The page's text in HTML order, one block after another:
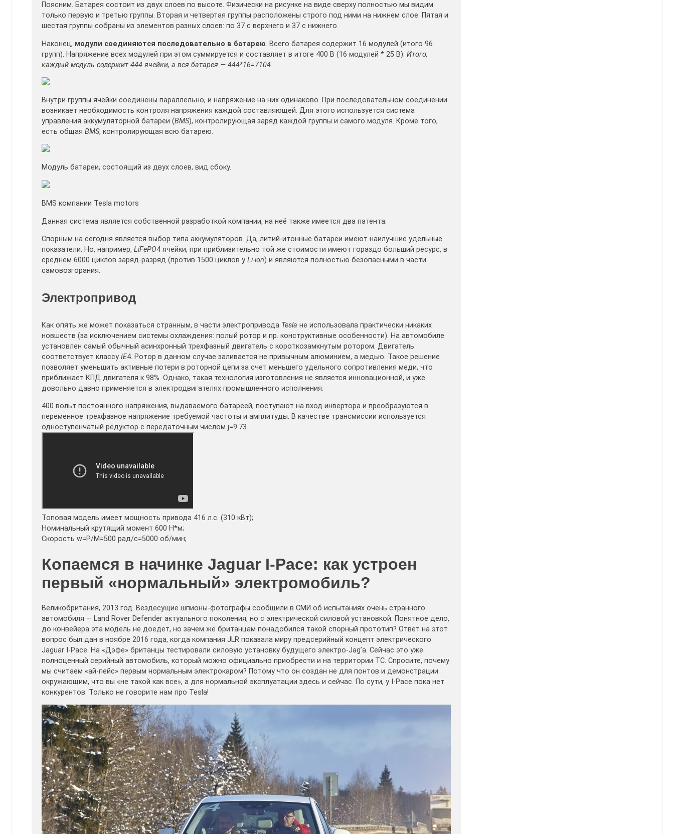
Поясним. Батарея состоит из двух слоев по высоте. Физически на рисунке на виде сверху полностью мы видим
только первую и третью группы. Вторая и четвертая группы расположены строго под ними на нижнем слое. Пятая и
шестая группы собраны из элементов разных слоев: по 37 с верхнего и 37 с нижнего.
Наконец, модули соединяются последовательно в батарею. Всего батарея содержит 16 модулей (итого 96
групп). Напряжение всех модулей при этом суммируется и составляет в итоге 400 В (16 модулей * 25 В). Итого,
каждый модуль содержит 444 ячейки, а вся батарея — 444*16=7104.
Внутри группы ячейки соединены параллельно, и напряжение на них одинаково. При последовательном соединении
возникает необходимость контроля напряжения каждой составляющей. Для этого используется система
управления аккумуляторной батареи (BMS), контролирующая заряд каждой группы и самого модуля. Кроме того,
есть общая BMS, контролирующая всю батарею.
Модуль батареи, состоящий из двух слоев, вид сбоку.
BMS компании Tesla motors
Данная система является собственной разработкой компании, на неё также имеется два патента.
Спорным на сегодня является выбор типа аккумуляторов. Да, литий-итонные батареи имеют наилучшие удельные
показатели. Но, например, LiFePO4 ячейки, при приблизительно той же стоимости имеют гораздо больший ресурс, в
среднем 6000 циклов заряд-разряд (против 1500 циклов у Li-ion) и являются полностью безопасными в части
самовозгорания.
Электропривод
Как опять же может показаться странным, в части электропривода Tesla не использовала практически никаких
новшеств (за исключением системы охлаждения: полый ротор и пр. конструктивные особенности). На автомобиле
установлен самый обычный асинхронный трехфазный двигатель с короткозамкнутым ротором. Двигатель
соответствует классу IE4. Ротор в данном случае заливается не привычным алюминием, а медью. Такое решение
позволяет уменьшить активные потери в роторной цепи за счет меньшего удельного сопротивления меди, что
приближает КПД двигателя к 98%. Однако, такая технология изготовления не является инновационной, и уже
довольно давно применяется в электродвигателях промышленного исполнения.
400 вольт постоянного напряжения, выдаваемого батареей, поступают на вход инвертора и преобразуются в
переменное трехфазное напряжение требуемой частоты и амплитуды. В качестве трансмиссии используется
одноступенчатый редуктор с передаточным числом j=9.73.
Топовая модель имеет мощность привода 416 л.с. (310 кВт);
Номинальный крутящий момент 600 Н*м;
Скорость w=P/M=500 рад/с=5000 об/мин;
Копаемся в начинке Jaguar I-Pace: как устроен
первый «нормальный» электромобиль?
Великобритания, 2013 год. Вездесущие шпионы-фотографы сообщили в СМИ об испытаниях очень странного
автомобиля — Land Rover Defender актуального поколения, но с электрической силовой установкой. Понятное дело,
до конвейера эта модель не доедет, но зачем же британцам понадобился такой спорный прототип? Ответ на этот
вопрос был дан в ноябре 2016 года, когда компания JLR показала миру предсерийный концепт электрического
Jaguar I-Pace. На «Дэфе» британцы тестировали силовую установку будущего электро-Jag’a. Сейчас это уже
полноценный серийный автомобиль, который можно официально приобрести и на территории ТС. Спросите, почему
мы считаем «ай-пейс» первым нормальным электрокаром? Потому что он создан не для понтов и демонстрации
окружающим, что вы «не такой как все», а для нормальной эксплуатации здесь и сейчас. По сути, у I-Pace пока нет
конкурентов. Только не говорите нам про Tesla!